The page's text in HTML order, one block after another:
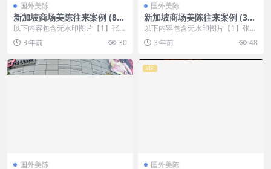
国外美陈
新加坡商场美陈往来案例 (87
4)南京市美陈设计网站
以下内容包含无水印图片【1】张
，开通会员无障碍浏览 开通VIP会
员 3 年前 30
国外美陈
新加坡商场美陈往来案例 (340
0)杭州市美陈设计
以下内容包含无水印图片【1】张
，开通会员无障碍浏览 开通VIP会
员 3 年前 48
国外美陈
VIP
国外美陈